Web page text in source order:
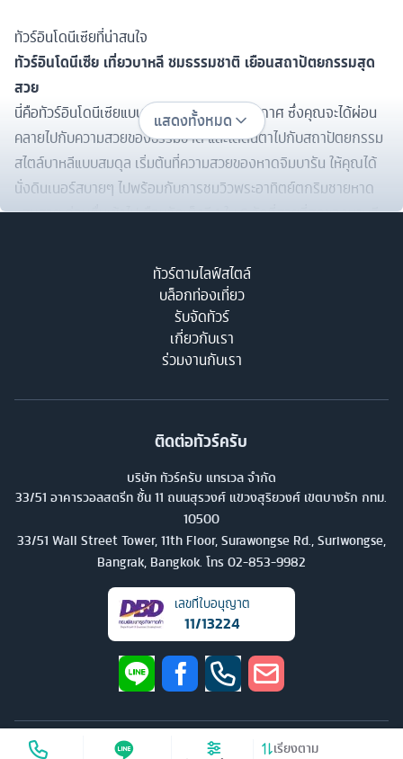
เรียงตาม
ทัวร์อินโดนีเซียที่น่าสนใจ
ทัวร์อินโดนีเซีย เที่ยวบาหลี ชมธรรมชาติ เยือนสถาปัตยกรรมสุด
สวย
นี่คือทัวร์อินโดนีเซียแบบสบายๆ ในสองบรรยากาศ ซึ่งคุณจะได้ผ่อน
คลายไปกับความสวยของธรรมชาติ และได้ตื่นตาไปกับสถาปัตยกรรม
สไตล์บาหลีแบบสมดุล เริ่มต้นที่ความสวยของหาดจิมบารัน ให้คุณได้
นั่งดินเนอร์สบายๆ ไปพร้อมกับการชมวิวพระอาทิตย์ตกริมชายหาด
แสนสวย ก่อนตื่นเช้าไปเยือนวัดเม็งวี 1 ใน 6 วัดที่สวยที่สุดของบาหลี
ชื่นชอบ จากนั้นไปชมความสวยของประตูสวรรค์ Handara Heaven
Gate ที่มีทิวทัศน์สวยงามและเชื่อกันว่าเป็นประตูสู่ความสงบสุข แล้ว
เดินทางต่อสู่เทือกเขาเบดูกัลอันเต็มไปด้วยทิวทัศน์สุดงดงาม ต่อด้วย
การไปเยือนวัดอูลัน ดานู ซึ่งมีจุดเด่นที่ศาลาซึ่งมีหลังคาสูง 11 ชั้น และ
มีฉากหลังเป็นภูเขาไฟตระการตา ก่อนไปเยือนทะเลสาบบราตัน
อยู่บนก้อนหินใหญ่กลางทะเลอันงดงาม จากนั้นไปชมวิหารอูลูวาตูบน
มีการแสดงท้องถิ่นของบาหลีให้ได้ชมกันอีกด้วย ต่อด้วยการไปแวะซื้อ
ของฝากหลากหลาย แล้วไปแวะชมอนุสาวรีย์มหาภารตะซึ่งเป็น
สัญลักษณ์ของเกาะบาหลีเป็นการปิดท้าย ทัวร์อินโดนีเซียทริปนี้สนุก
สบาย ได้ชมความสวยของบาหลีกันหลายมุมอย่างแน่นอน
ทัวร์อินโดนีเซีย เที่ยววัดเก่า ชมภูเขาไฟ ตื่นตาตื่นใจในเกาะบาหลี
หากคุณมองหาทัวร์อินโดนีเซียที่จะพาไปชมทิวทัศน์และสถาปัตยกรรม
ที่น่าสนใจในเกาะบาหลี ทัวร์นี้อาจจะตอบโจทย์คุณได้ เริ่มจากการไป
ดินเนอร์ซีฟู้ดสไตล์บาหลีกันที่ริมหาดแสนสวยอย่างจิมบารัน จากนั้น
มุ่งหน้าไปชมความอลังการของวัดเบซากิห์ ซึ่งได้ชื่อว่าเป็นวัดหลวงที่
สำคัญที่สุดในบาหลีเป็นที่แรกในตอนเช้า ก่อนไปแวะเลือกหาข้าวของ
แสดงทั้งหมด
ทัวร์ตามไลฟ์สไตล์
บล็อกท่องเที่ยว
รับจัดทัวร์
เกี่ยวกับเรา
ร่วมงานกับเรา
ติดต่อทัวร์ครับ
บริษัท ทัวร์ครับ แทรเวล จำกัด
33/51 อาคารวอลสตรีท ชั้น 11 ถนนสุรวงศ์ แขวงสุริยวงศ์ เขตบางรัก กทม.
10500
33/51 Wall Street Tower, 11th Floor, Surawongse Rd., Suriwongse,
Bangrak, Bangkok. โทร 02-853-9982
เลขที่ใบอนุญาต
11/13224
2026บริษัท ทัวร์ครับ แทรเวล จำกัด สงวนลิขสิทธิ์